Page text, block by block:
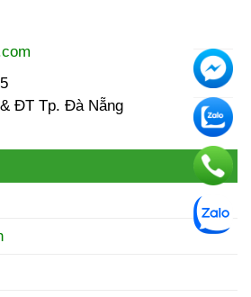
ĐT Tp. Đà Nẵng